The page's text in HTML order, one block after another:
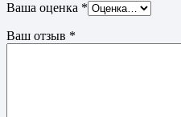
Ваша оценка *
Ваш отзыв *